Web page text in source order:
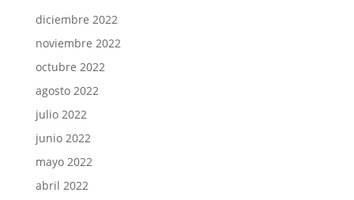
diciembre 2022
noviembre 2022
octubre 2022
agosto 2022
julio 2022
junio 2022
mayo 2022
abril 2022